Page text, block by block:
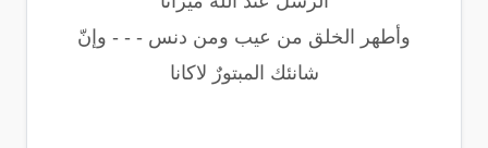
وأطهر الخلق من عيب ومن دنس - - - وإنّ
شانئك المبتورٌ لاكانا